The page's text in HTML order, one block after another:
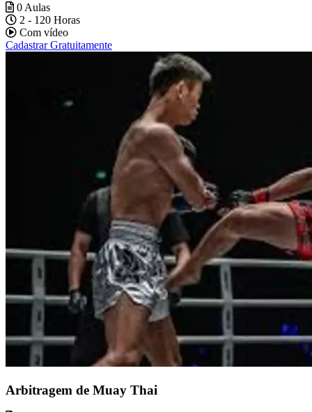
0 Aulas
2 - 120 Horas
Com vídeo
Cadastrar Gratuitamente
Arbitragem de Muay Thai